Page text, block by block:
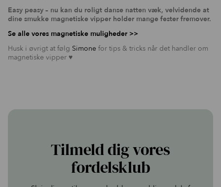
Easy peasy – nu kan du roligt danse natten væk, velvidende at
dine smukke magnetiske vipper holder mange fester fremover.
Se alle vores magnetiske muligheder >>
Husk i øvrigt at følg Simone for tips & tricks når det handler om
magnetiske vipper ♥️
Tilmeld dig vores
fordelsklub